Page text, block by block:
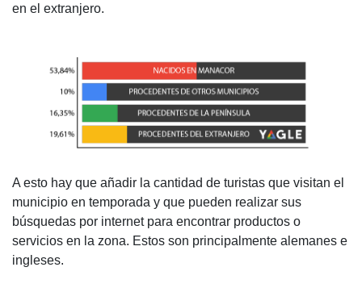
en el extranjero.
A esto hay que añadir la cantidad de turistas que visitan el
municipio en temporada y que pueden realizar sus
búsquedas por internet para encontrar productos o
servicios en la zona. Estos son principalmente alemanes e
ingleses.